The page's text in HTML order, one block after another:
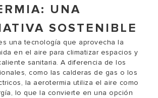
UNA
SOSTENIBLE
una tecnología que aprovecha la
en el aire para climatizar espacios y
sanitaria. A diferencia de los
como las calderas de gas o los
la aerotermia utiliza el aire como
lo que la convierte en una opción